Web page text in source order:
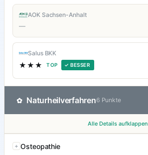
AOK Sachsen-Anhalt
—
Salus BKK
★★★ TOP ✓ BESSER
✿ Naturheilverfahren6 Punkte
Alle Details aufklappen
Osteopathie